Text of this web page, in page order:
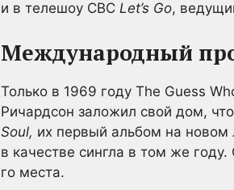
и в телешоу CBC Let’s Go,
Международный
Только в 1969 году The Guess
Ричардсон заложил свой дом,
Soul, их первый альбом на новом
в качестве сингла в том же
го места.